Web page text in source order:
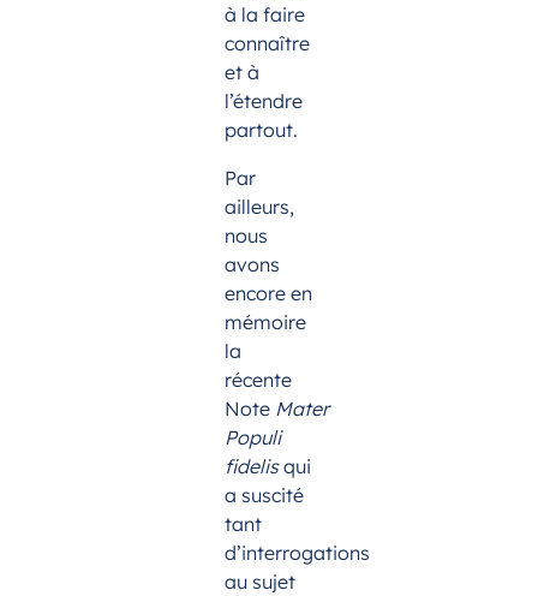
à la faire
connaître
et à
l’étendre
partout.
Par
ailleurs,
nous
avons
encore en
mémoire
la
récente
Note Mater
Populi
fidelisqui
a suscité
tant
d’interrogations
au sujet